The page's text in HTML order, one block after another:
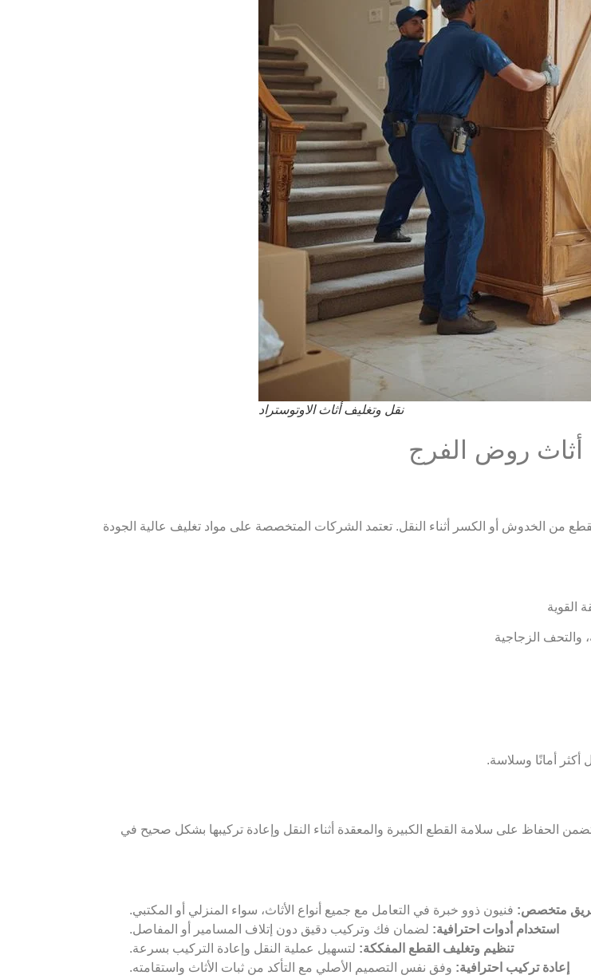
نقل وتغليف أثاث الاوتوستراد
أثاث روض الفرج
من الخدوش أو الكسر أثناء النقل. تعتمد الشركات المتخصصة على مواد تغليف عالية الجودة
القوية
والتحف الزجاجية
أكثر أمانًا وسلاسة.
الحفاظ على سلامة القطع الكبيرة والمعقدة أثناء النقل وإعادة تركيبها بشكل صحيح في
متخصص: فنيون ذوو خبرة في التعامل مع جميع أنواع الأثاث، سواء المنزلي أو المكتبي.
استخدام أدوات احترافية: لضمان فك وتركيب دقيق دون إتلاف المسامير أو المفاصل.
تنظيم وتغليف القطع المفككة: لتسهيل عملية النقل وإعادة التركيب بسرعة.
إعادة تركيب احترافية: وفق نفس التصميم الأصلي مع التأكد من ثبات الأثاث واستقامته.